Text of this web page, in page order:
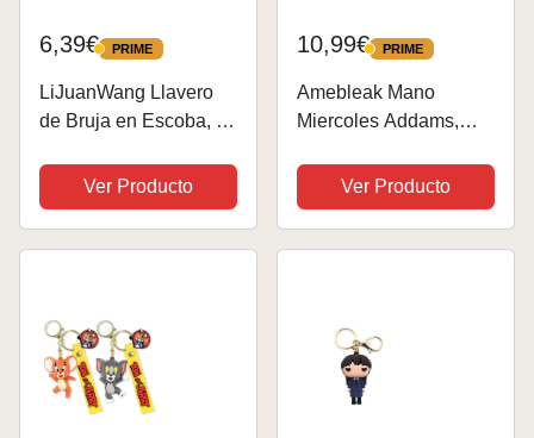
6,39€ PRIME
PRIME
LiJuanWang Llavero
de Bruja en Escoba, 2
Unisex, Regalo
Ver Producto
10,99€ PRIME
PRIME
Amebleak Mano
Miercoles Addams,
Portalápices de
Escritorio, Mano de la
Familia Addams,
Ver Producto